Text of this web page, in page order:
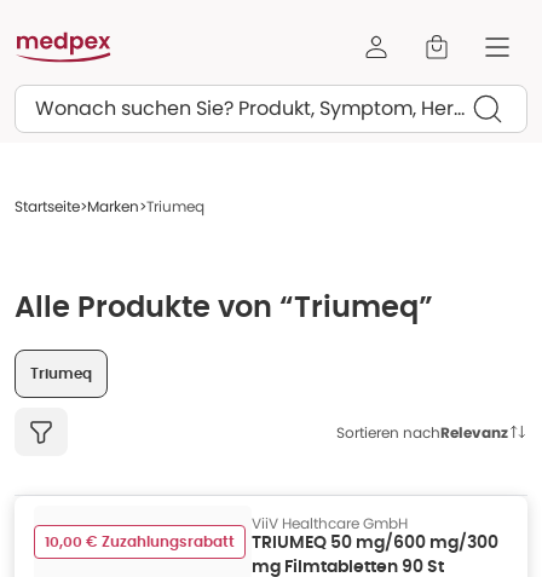
Suchen
Startseite Marken Triumeq
Alle Produkte von “Triumeq”
Triumeq
Sortieren nachRelevanz
10,00 € Zuzahlungsrabatt
ViiV Healthcare GmbH
TRIUMEQ 50 mg/600 mg/300
mg Filmtabletten 90 St